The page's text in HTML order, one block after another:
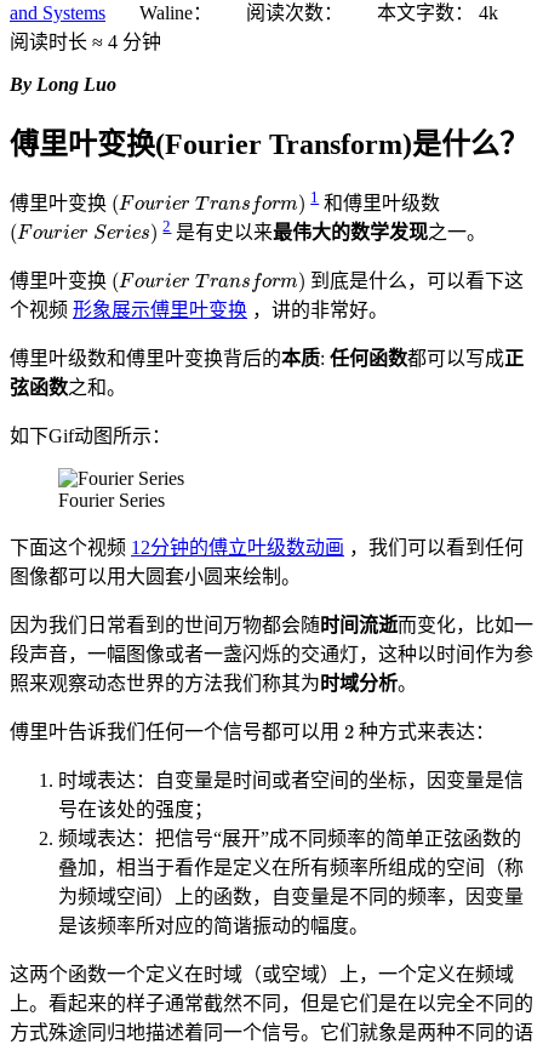
and Systems
Waline： 阅读次数： 本文字数：
4k
阅读时长 ≈ 4 分钟
By Long Luo
傅里叶变换(Fourier Transform)是什么？
傅里叶变换 (Fourier Transform 1 和傅里叶级数
(Fourier Series 2是有史以来最伟大的数学发现之一。
傅里叶变换 (Fourier Transform
到底是什么，可以看下这
个视频 形象展示傅里叶变换 ，讲的非常好。
傅里叶级数和傅里叶变换背后的本质: 任何函数都可以写成正
弦函数之和。
如下Gif动图所示：
Fourier Series
下面这个视频 12分钟的傅立叶级数动画 ，我们可以看到任何
图像都可以用大圆套小圆来绘制。
因为我们日常看到的世间万物都会随时间流逝而变化，比如一
段声音，一幅图像或者一盏闪烁的交通灯，这种以时间作为参
照来观察动态世界的方法我们称其为 时域分析。
傅里叶告诉我们任何一个信号都可以用 2 种方式来表达：
时域表达：自变量是时间或者空间的坐标，因变量是信
号在该处的强度；
频域表达：把信号“展开”成不同频率的简单正弦函数的
叠加，相当于看作是定义在所有频率所组成的空间（称
为频域空间）上的函数，自变量是不同的频率，因变量
是该频率所对应的简谐振动的幅度。
这两个函数一个定义在时域（或空域）上，一个定义在频域
上。看起来的样子通常截然不同，但是它们是在以完全不同的
方式殊途同归地描述着同一个信号。它们就象是两种不同的语